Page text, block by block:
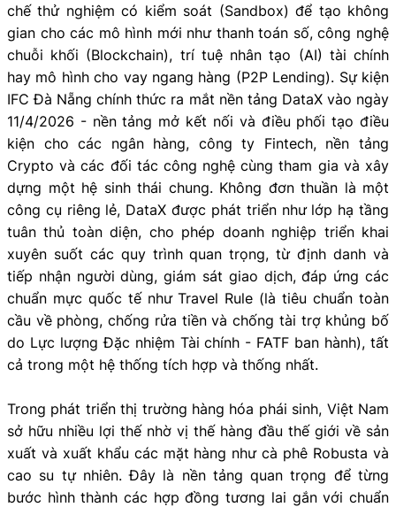
chế thử nghiệm có kiểm soát (Sandbox) để tạo không
gian cho các mô hình mới như thanh toán số, công nghệ
chuỗi khối (Blockchain), trí tuệ nhân tạo (AI) tài chính
hay mô hình cho vay ngang hàng (P2P Lending). Sự kiện
IFC Đà Nẵng chính thức ra mắt nền tảng DataX vào ngày
11/4/2026 - nền tảng mở kết nối và điều phối tạo điều
kiện cho các ngân hàng, công ty Fintech, nền tảng
Crypto và các đối tác công nghệ cùng tham gia và xây
dựng một hệ sinh thái chung. Không đơn thuần là một
công cụ riêng lẻ, DataX được phát triển như lớp hạ tầng
tuân thủ toàn diện, cho phép doanh nghiệp triển khai
xuyên suốt các quy trình quan trọng, từ định danh và
tiếp nhận người dùng, giám sát giao dịch, đáp ứng các
chuẩn mực quốc tế như Travel Rule (là tiêu chuẩn toàn
cầu về phòng, chống rửa tiền và chống tài trợ khủng bố
do Lực lượng Đặc nhiệm Tài chính - FATF ban hành), tất
cả trong một hệ thống tích hợp và thống nhất.
Trong phát triển thị trường hàng hóa phái sinh, Việt Nam
sở hữu nhiều lợi thế nhờ vị thế hàng đầu thế giới về sản
xuất và xuất khẩu các mặt hàng như cà phê Robusta và
cao su tự nhiên. Đây là nền tảng quan trọng để từng
bước hình thành các hợp đồng tương lai gắn với chuẩn